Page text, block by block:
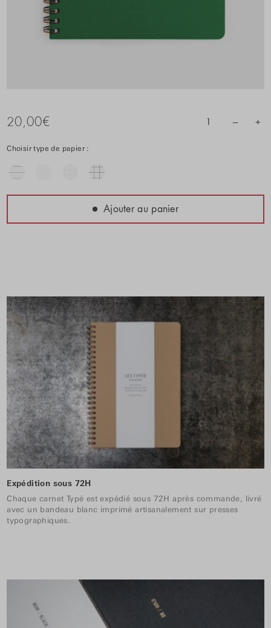
20,00€ 1 – +
Choisir type de papier :
Ajouter au panier
Expédition sous 72H
Chaque carnet Typé est expédié sous 72H après commande, livré
avec un bandeau blanc imprimé artisanalement sur presses
typographiques.